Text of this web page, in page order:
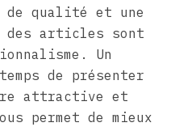
de qualité et une
articles sont
Un
de présenter
attractive et
permet de mieux